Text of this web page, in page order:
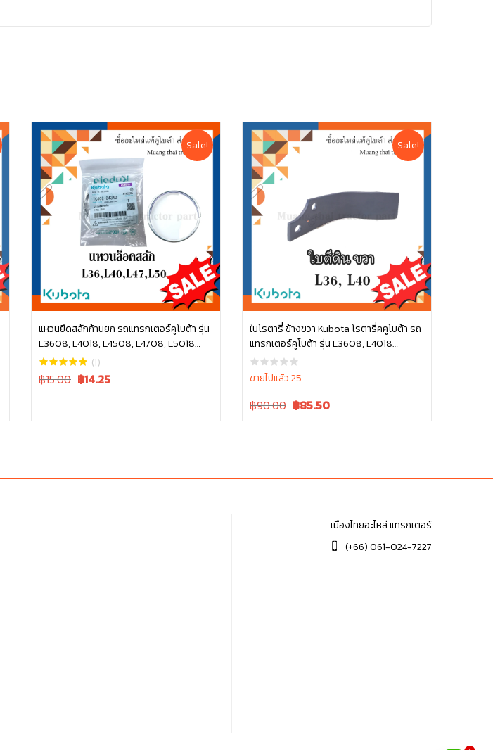
Sale!
แหวนยึดสลักก้านยก รถแทรกเตอร์คูโบต้า รุ่น
L3608, L4018, L4508, L4708, L5018
tc402-34340(1)
Original
฿15.00 Current
฿14.25
หยิบใส่ตะกร้า
Sale!
ใบโรตารี่ ข้างขวา Kubota โรตารี่คคูโบต้า รถ
แทรกเตอร์คูโบต้า รุ่น L3608, L4018
W9516-54173
ขายไปแล้ว 25
Original
฿90.00 Current
฿85.50
หยิบใส่ตะกร้า
เมืองไทยอะไหล่ แทรกเตอร์
(+66) 061-024-7227